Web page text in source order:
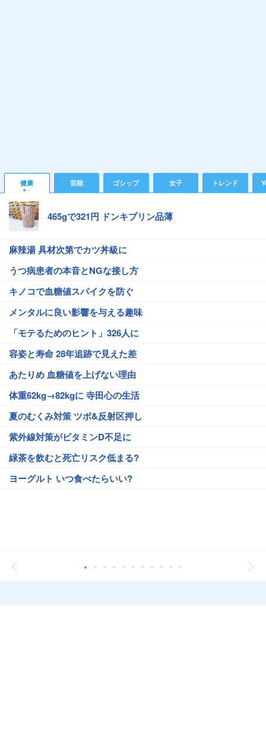
健康 芸能 ゴシップ 女子 トレンド
465gで321円 ドンキプリン品薄
麻辣湯 具材次第でカツ丼級に
うつ病患者の本音とNGな接し方
キノコで血糖値スパイクを防ぐ
メンタルに良い影響を与える趣味
「モテるためのヒント」326人に
容姿と寿命 28年追跡で見えた差
あたりめ 血糖値を上げない理由
体重62kg→82kgに 寺田心の生活
夏のむくみ対策 ツボ&反射区押し
紫外線対策がビタミンD不足に
緑茶を飲むと死亡リスク低まる?
ヨーグルト いつ食べたらいい?